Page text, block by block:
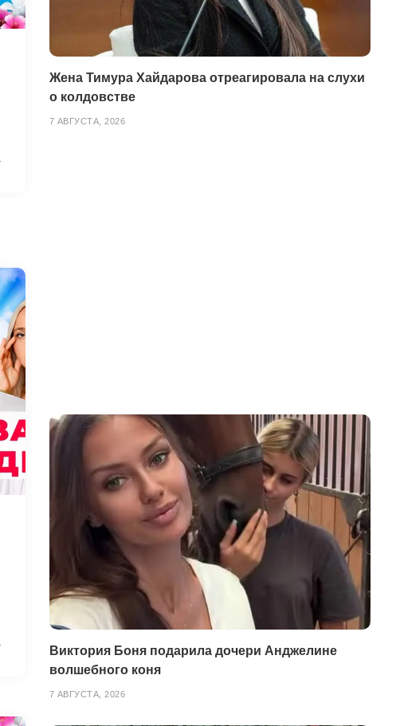
Жена Тимура Хайдарова отреагировала на слухи
о колдовстве
7 АВГУСТА, 2026
Виктория Боня подарила дочери Анджелине
волшебного коня
7 АВГУСТА, 2026